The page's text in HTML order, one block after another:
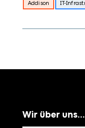
Addison IT-
Wir über uns…